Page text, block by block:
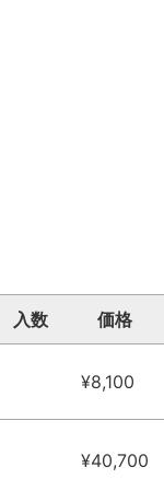
入数 価格
¥8,100
¥40,700